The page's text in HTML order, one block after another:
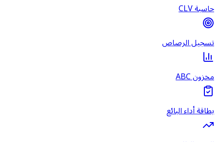
حاسبة CLV
تسجيل الرصاص
مخزون ABC
بطاقة أداء البائع